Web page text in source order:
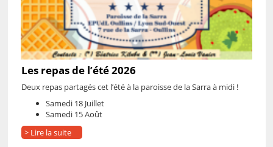
Les repas de l’été 2026
Deux repas partagés cet l’été à la paroisse de la Sarra à midi !
Samedi 18 Juillet
Samedi 15 Août
> Lire la suite